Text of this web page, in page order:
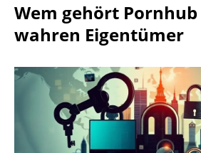
Wem gehört Pornhub
wahren Eigentümer